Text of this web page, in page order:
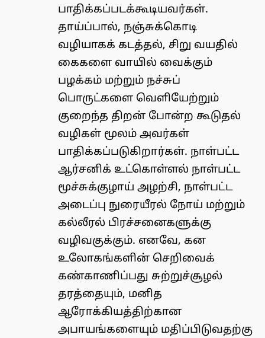
பாதிக்கப்படக்கூடியவர்கள்.
தாய்ப்பால், நஞ்சுக்கொடி
வழியாகக் கடத்தல், சிறு வயதில்
கைகளை வாயில் வைக்கும்
பழக்கம் மற்றும் நச்சுப்
பொருட்களை வெளியேற்றும்
குறைந்த திறன் போன்ற கூடுதல்
வழிகள் மூலம் அவர்கள்
பாதிக்கப்படுகிறார்கள். நாள்பட்ட
ஆர்சனிக் உட்கொள்ளல் நாள்பட்ட
மூச்சுக்குழாய் அழற்சி, நாள்பட்ட
அடைப்பு நுரையீரல் நோய் மற்றும்
கல்லீரல் பிரச்சனைகளுக்கு
வழிவகுக்கும். எனவே, கன
உலோகங்களின் செறிவைக்
கண்காணிப்பது சுற்றுச்சூழல்
தரத்தையும், மனித
ஆரோக்கியத்திற்கான
அபாயங்களையும் மதிப்பிடுவதற்கு